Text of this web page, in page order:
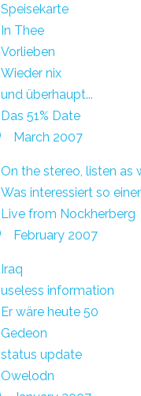
Speisekarte
In Thee
Vorlieben
Wieder nix
und überhaupt...
Das 51% Date
March 2007
On the stereo, listen as
Was interessiert so
Live from Nockherberg
February 2007
Iraq
useless information
Er wäre heute 50
Gedeon
status update
Owelodn